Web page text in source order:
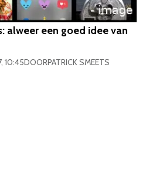
alweer een goed idee van
10:45DOORPATRICK SMEETS